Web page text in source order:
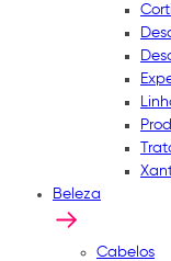
Beleza
Cabelos